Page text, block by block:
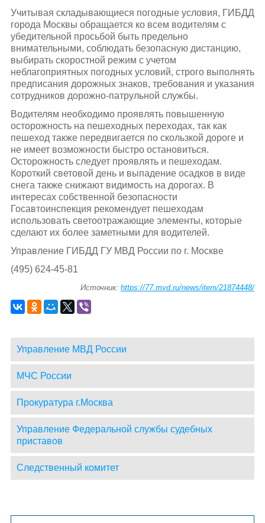
Учитывая складывающиеся погодные условия, ГИБДД
города Москвы обращается ко всем водителям с
убедительной просьбой быть предельно
внимательными, соблюдать безопасную дистанцию,
выбирать скоростной режим с учетом
неблагоприятных погодных условий, строго выполнять
предписания дорожных знаков, требования и указания
сотрудников дорожно-патрульной службы.
Водителям необходимо проявлять повышенную
осторожность на пешеходных переходах, так как
пешеход также передвигается по скользкой дороге и
не имеет возможности быстро остановиться.
Осторожность следует проявлять и пешеходам.
Короткий световой день и выпадение осадков в виде
снега также снижают видимость на дорогах. В
интересах собственной безопасности
Госавтоинспекция рекомендует пешеходам
использовать светоотражающие элементы, которые
сделают их более заметными для водителей.
Управление ГИБДД ГУ МВД России по г. Москве
(495) 624-45-81
Источник:https://77.mvd.ru/news/item/21874448/
Управление МВД России
МЧС России
Прокуратура г.Москва
Управление Федеральной службы судебных
приставов
Следственный комитет